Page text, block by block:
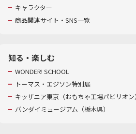
キャラクター
商品関連サイト・SNS一覧
知る・楽しむ
WONDER! SCHOOL
トーマス・エジソン特別展
キッザニア東京（おもちゃ工場パビリオ
バンダイミュージアム（栃木県）